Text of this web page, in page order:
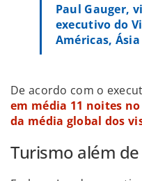
Paul Gauger,
executivo do
Américas,
De acordo com o
em média 11 noites
da média global dos
Turismo além